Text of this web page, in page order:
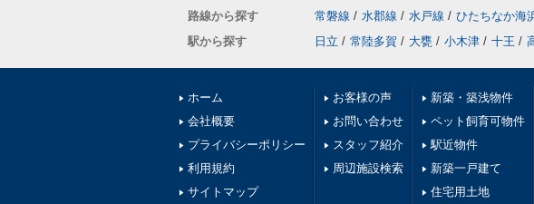
路線から探す
常磐線 / 水郡線 / 水戸線 / ひたちなか海
駅から探す
日立 / 常陸多賀 / 大甕 / 小木津 / 十王 /
ホーム
会社概要
プライバシーポリシー
利用規約
サイトマップ
お客様の声
お問い合わせ
スタッフ紹介
周辺施設検索
新築・築浅物件
ペット飼育可物件
駅近物件
新築一戸建て
住宅用土地